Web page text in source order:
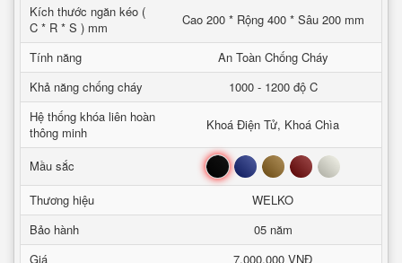
Kích thước ngăn kéo (
C * R * S ) mm
Cao 200 * Rộng 400 * Sâu 200 mm
Tính năng
An Toàn Chống Cháy
Khả năng chống cháy
1000 - 1200 độ C
Hệ thống khóa liên hoàn
thông minh
Khoá Điện Tử, Khoá Chìa
Mầu sắc Đen Xanh Nâu Đỏ Trắng
Thương hiệu
WELKO
Bảo hành
05 năm
Giá
7.000.000 VNĐ